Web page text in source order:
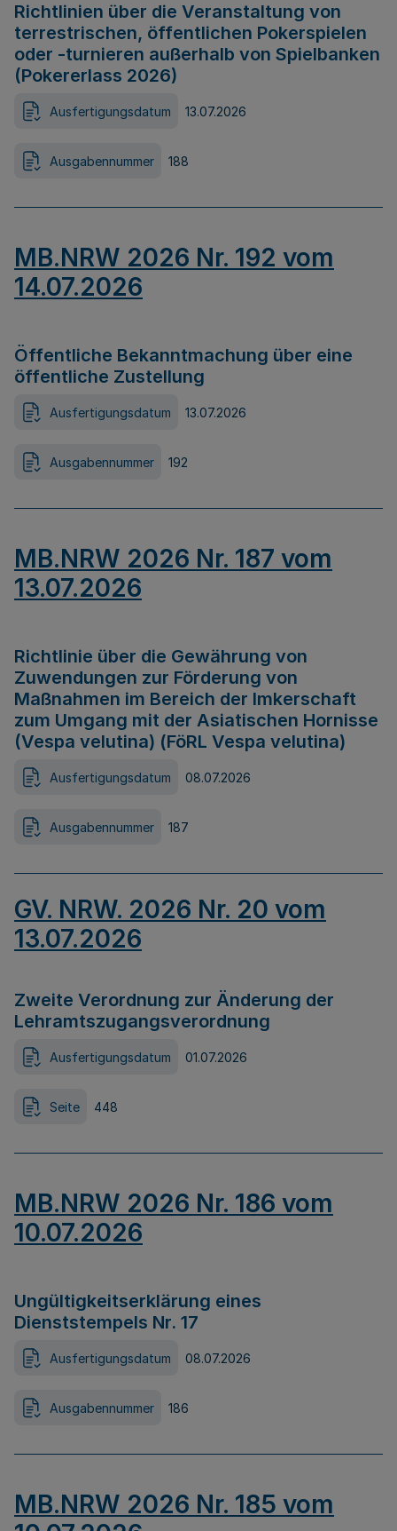
Richtlinien über die Veranstaltung von
terrestrischen, öffentlichen Pokerspielen
oder -turnieren außerhalb von Spielbanken
(Pokererlass 2026)
Ausfertigungsdatum 13.07.2026
Ausgabennummer 188
MB.NRW 2026 Nr. 192 vom
14.07.2026
Öffentliche Bekanntmachung über eine
öffentliche Zustellung
Ausfertigungsdatum 13.07.2026
Ausgabennummer 192
MB.NRW 2026 Nr. 187 vom
13.07.2026
Richtlinie über die Gewährung von
Zuwendungen zur Förderung von
Maßnahmen im Bereich der Imkerschaft
zum Umgang mit der Asiatischen Hornisse
(Vespa velutina) (FöRL Vespa velutina)
Ausfertigungsdatum 08.07.2026
Ausgabennummer 187
GV. NRW. 2026 Nr. 20 vom
13.07.2026
Zweite Verordnung zur Änderung der
Lehramtszugangsverordnung
Ausfertigungsdatum 01.07.2026
Seite 448
MB.NRW 2026 Nr. 186 vom
10.07.2026
Ungültigkeitserklärung eines
Dienststempels Nr. 17
Ausfertigungsdatum 08.07.2026
Ausgabennummer 186
MB.NRW 2026 Nr. 185 vom